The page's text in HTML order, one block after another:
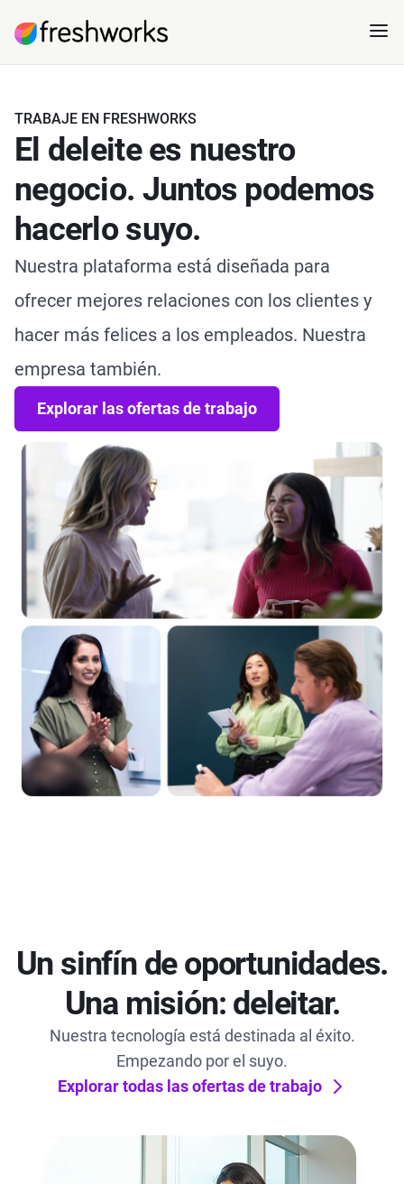
TRABAJE EN FRESHWORKS
El deleite es nuestro
negocio. Juntos podemos
hacerlo suyo.
Nuestra plataforma está diseñada para
ofrecer mejores relaciones con los clientes y
hacer más felices a los empleados. Nuestra
empresa también.
Explorar las ofertas de trabajo
Un sinfín de oportunidades.
Una misión: deleitar.
Nuestra tecnología está destinada al éxito.
Empezando por el suyo.
Explorar todas las ofertas de trabajo